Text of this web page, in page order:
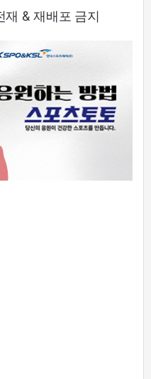
& 재배포 금지